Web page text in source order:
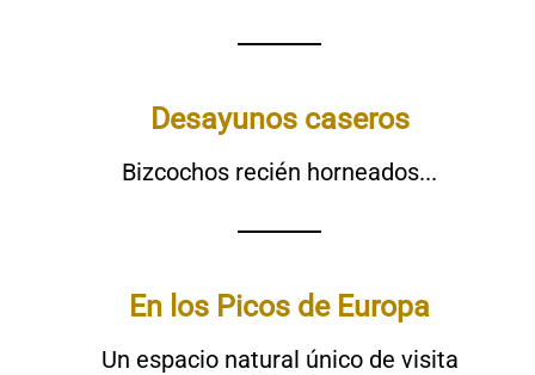
Desayunos caseros
Bizcochos recién horneados...
En los Picos de Europa
Un espacio natural único de visita